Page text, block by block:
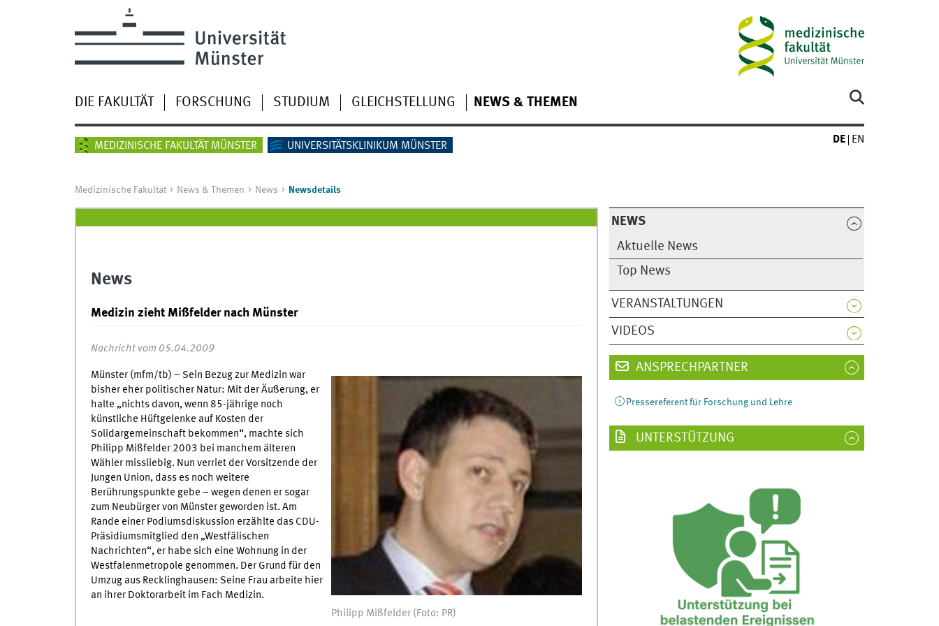
DIE FAKULTÄT FORSCHUNG STUDIUM GLEICHSTELLUNG NEWS & THEMEN
MEDIZINISCHE FAKULTÄT MÜNSTER UNIVERSITÄTSKLINIKUM MÜNSTER
DE EN
Medizinische Fakultät News & Themen News Newsdetails
NEWS
Aktuelle News
Top News
VERANSTALTUNGEN
VIDEOS
News
Medizin zieht Mißfelder nach Münster
Nachricht vom 05.04.2009
Philipp Mißfelder (Foto: PR)
Münster (mfm/tb) – Sein Bezug zur Medizin war
bisher eher politischer Natur: Mit der Äußerung, er
halte „nichts davon, wenn 85-jährige noch
künstliche Hüftgelenke auf Kosten der
Solidargemeinschaft bekommen“, machte sich
Philipp Mißfelder 2003 bei manchem älteren
Wähler missliebig. Nun verriet der Vorsitzende der
Jungen Union, dass es noch weitere
Berührungspunkte gebe – wegen denen er sogar
zum Neubürger von Münster geworden ist. Am
Rande einer Podiumsdiskussion erzählte das CDU-
Präsidiumsmitglied den „Westfälischen
Nachrichten“, er habe sich eine Wohnung in der
Westfalenmetropole genommen. Der Grund für den
Umzug aus Recklinghausen: Seine Frau arbeite hier
an ihrer Doktorarbeit im Fach Medizin.
ANSPRECHPARTNER
Pressereferent für Forschung und Lehre
UNTERSTÜTZUNG